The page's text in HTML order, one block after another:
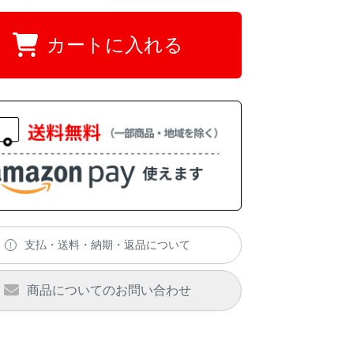
カートに入れる
支払・送料・納期・返品について
商品についてのお問い合わせ